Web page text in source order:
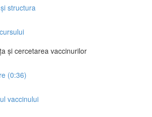
structura
și cercetarea vaccinurilor
(0:36)
vaccinului